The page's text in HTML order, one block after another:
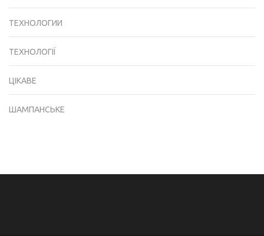
ТЕХНОЛОГИИ
ТЕХНОЛОГІЇ
ЦІКАВЕ
ШАМПАНСЬКЕ